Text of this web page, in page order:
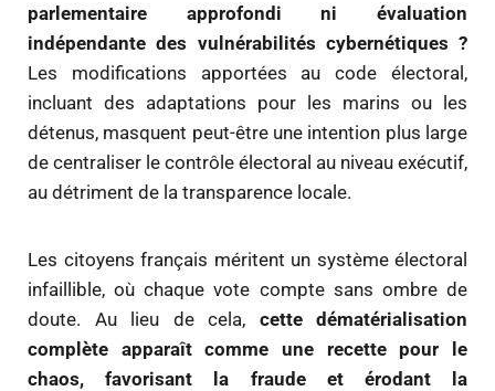
parlementaire approfondi ni évaluation
indépendante des vulnérabilités cybernétiques ?
Les modifications apportées au code électoral,
incluant des adaptations pour les marins ou les
détenus, masquent peut-être une intention plus large
de centraliser le contrôle électoral au niveau exécutif,
au détriment de la transparence locale.
Les citoyens français méritent un système électoral
infaillible, où chaque vote compte sans ombre de
doute. Au lieu de cela, cette dématérialisation
complète apparaît comme une recette pour le
chaos, favorisant la fraude et érodant la